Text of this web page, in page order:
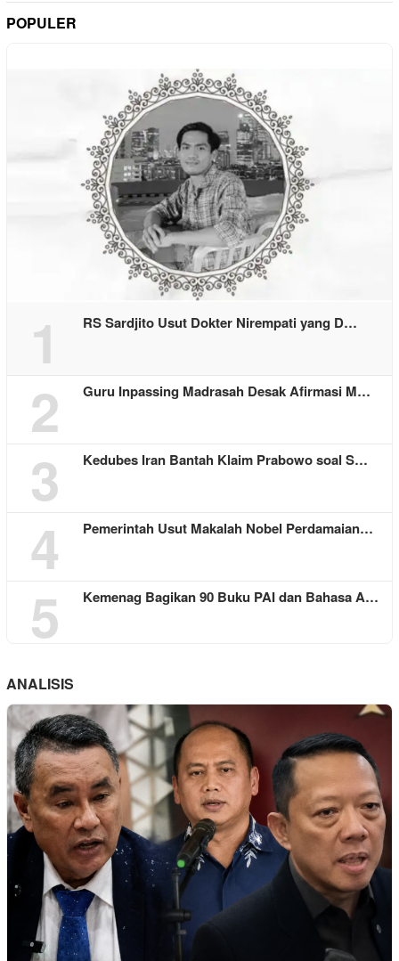
POPULER
1 RS Sardjito Usut Dokter Nirempati yang D…
2 Guru Inpassing Madrasah Desak Afirmasi M…
3 Kedubes Iran Bantah Klaim Prabowo soal S…
4 Pemerintah Usut Makalah Nobel Perdamaian…
5 Kemenag Bagikan 90 Buku PAI dan Bahasa A…
ANALISIS